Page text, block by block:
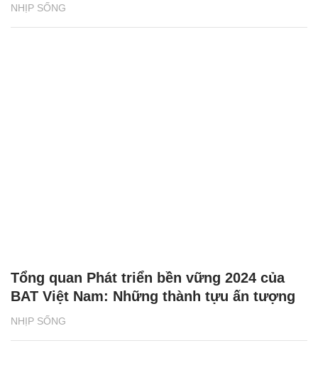
NHỊP SỐNG
NHỊP SỐNG
Tổng quan Phát triển bền vững 2024 của
BAT Việt Nam: Những thành tựu ấn tượng